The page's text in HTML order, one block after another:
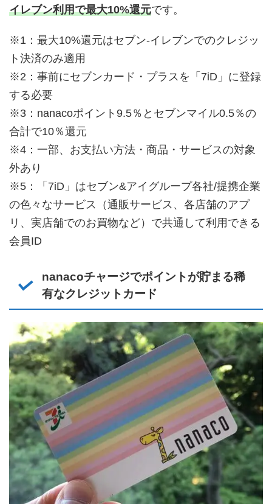
イレブン利用で最大10%還元です。
※1：最大10%還元はセブン-イレブンでのクレジッ
ト決済のみ適用
※2：事前にセブンカード・プラスを「7iD」に登録
する必要
※3：nanacoポイント9.5％とセブンマイル0.5％の
合計で10％還元
※4：一部、お支払い方法・商品・サービスの対象
外あり
※5：「7iD」はセブン&アイグループ各社/提携企業
の色々なサービス（通販サービス、各店舗のアプ
リ、実店舗でのお買物など）で共通して利用できる
会員ID
nanacoチャージでポイントが貯まる稀
有なクレジットカード